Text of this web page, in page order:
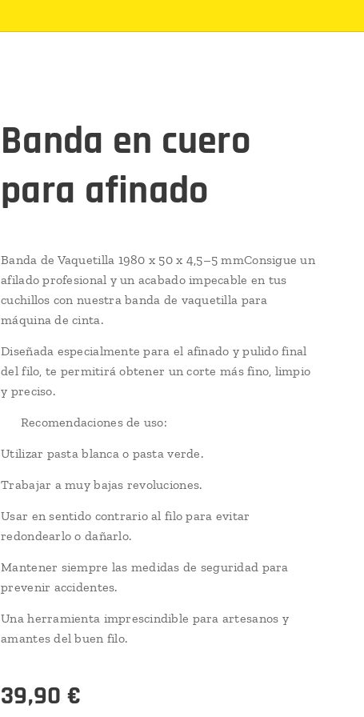
Banda en cuero
para afinado
Banda de Vaquetilla 1980 x 50 x 4,5–5 mmConsigue un
afilado profesional y un acabado impecable en tus
cuchillos con nuestra banda de vaquetilla para
máquina de cinta.
Diseñada especialmente para el afinad​o y pulido final
del filo, te permitirá obtener un corte más fino, limpio
y preciso.
✅ Recomendaciones de uso:
Utilizar pasta blanca o pasta verde.
Trabajar a muy bajas revoluciones.
Usar en sentido contrario al filo para evitar
redondearlo o dañarlo.
Mantener siempre las medidas de seguridad para
prevenir accidentes.
Una herramienta imprescindible para artesanos y
amantes del buen filo.
39,90 €